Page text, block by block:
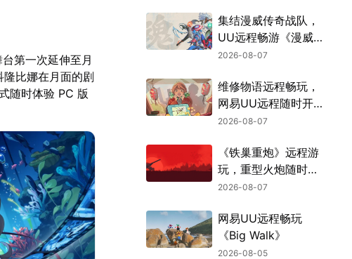
第一次延伸至月
比娜在月面的剧
随时体验 PC 版
集结漫威传奇战队，
UU远程畅游《漫威
斗魂》
2026-08-07
维修物语远程畅玩，
网易UU远程随时开
张
2026-08-07
《铁巢重炮》远程游
玩，重型火炮随时待
命
2026-08-07
网易UU远程畅玩
《Big Walk》
2026-08-05